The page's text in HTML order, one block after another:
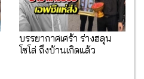
บรรยากาศเศร้า ร่างฮลุน
โซโล่ ถึงบ้านเกิดแล้ว